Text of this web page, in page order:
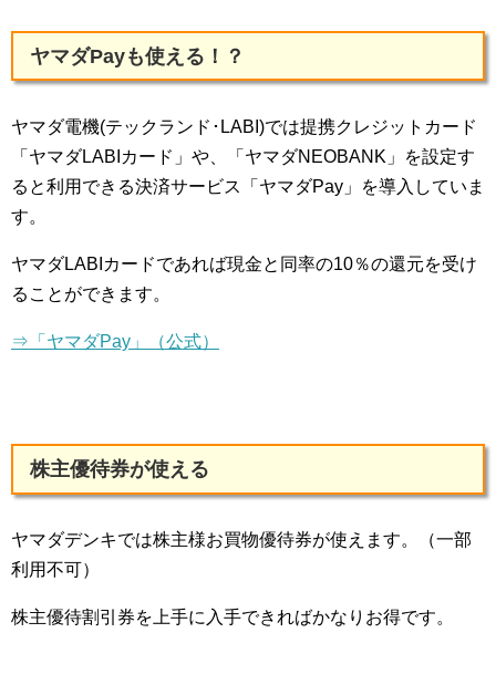
ヤマダPayも使える！？
ヤマダ電機(テックランド･LABI)では提携クレジットカード
「ヤマダLABIカード」や、「ヤマダNEOBANK」を設定す
ると利用できる決済サービス「ヤマダPay」を導入していま
す。
ヤマダLABIカードであれば現金と同率の10％の還元を受け
ることができます。
⇒「ヤマダPay」（公式）
株主優待券が使える
ヤマダデンキでは株主様お買物優待券が使えます。（一部
利用不可）
株主優待割引券を上手に入手できればかなりお得です。